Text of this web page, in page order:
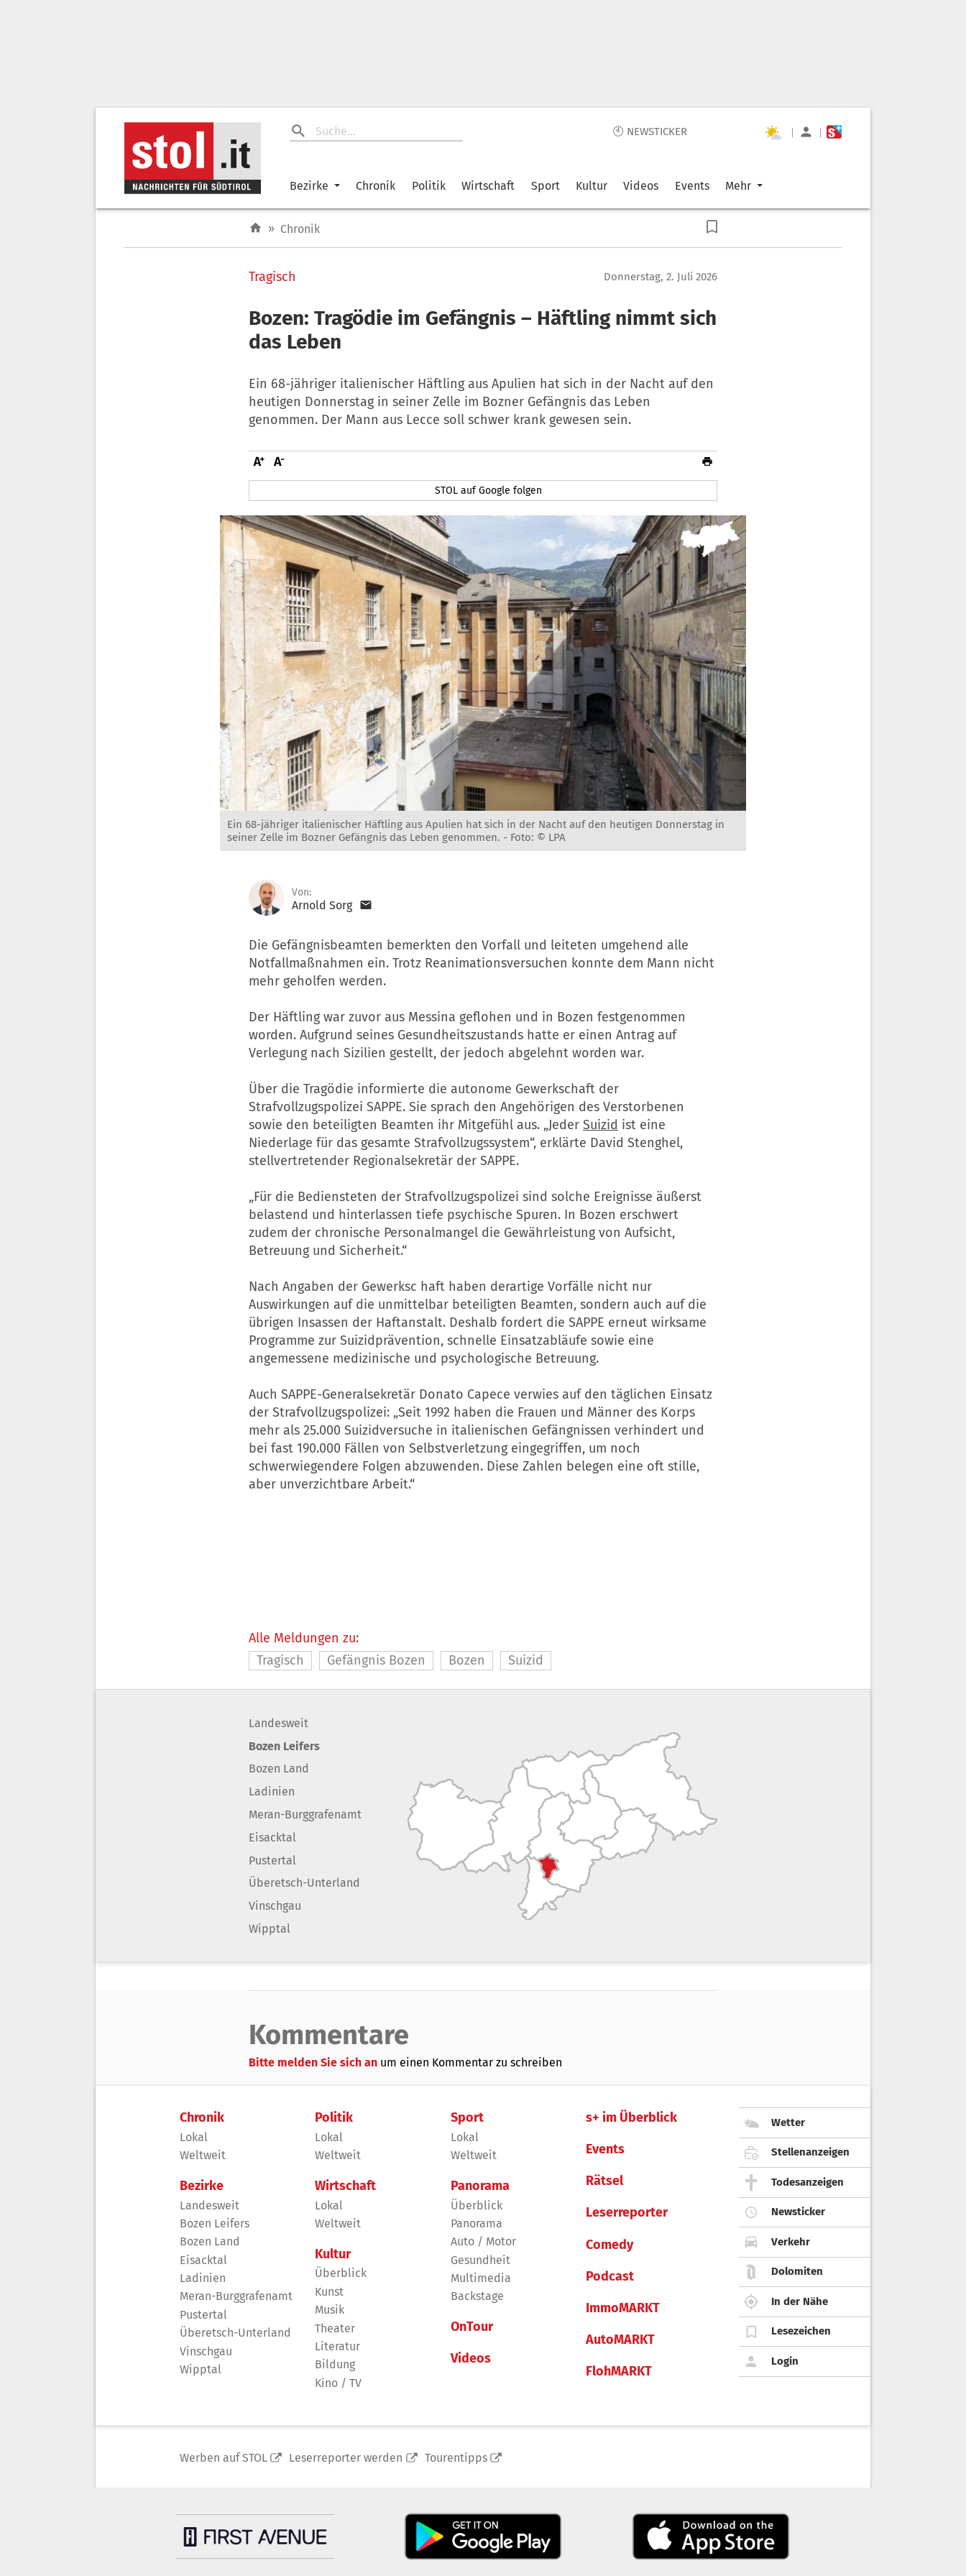
🕙 NEWSTICKER | |
Bezirke Chronik Politik Wirtschaft Sport Kultur Videos Events Mehr
» Chronik
Tragisch Donnerstag, 2. Juli 2026
Bozen: Tragödie im Gefängnis – Häftling nimmt sich
das Leben
Ein 68-jähriger italienischer Häftling aus Apulien hat sich in der Nacht auf den
heutigen Donnerstag in seiner Zelle im Bozner Gefängnis das Leben
genommen. Der Mann aus Lecce soll schwer krank gewesen sein.
STOL auf Google folgen
Ein 68-jähriger italienischer Häftling aus Apulien hat sich in der Nacht auf den heutigen Donnerstag in
seiner Zelle im Bozner Gefängnis das Leben genommen. - Foto: © LPA
Von:
Arnold Sorg
Die Gefängnisbeamten bemerkten den Vorfall und leiteten umgehend alle
Notfallmaßnahmen ein. Trotz Reanimationsversuchen konnte dem Mann nicht
mehr geholfen werden.
Der Häftling war zuvor aus Messina geflohen und in Bozen festgenommen
worden. Aufgrund seines Gesundheitszustands hatte er einen Antrag auf
Verlegung nach Sizilien gestellt, der jedoch abgelehnt worden war.
Über die Tragödie informierte die autonome Gewerkschaft der
Strafvollzugspolizei SAPPE. Sie sprach den Angehörigen des Verstorbenen
sowie den beteiligten Beamten ihr Mitgefühl aus. „Jeder Suizid ist eine
Niederlage für das gesamte Strafvollzugssystem“, erklärte David Stenghel,
stellvertretender Regionalsekretär der SAPPE.
„Für die Bediensteten der Strafvollzugspolizei sind solche Ereignisse äußerst
belastend und hinterlassen tiefe psychische Spuren. In Bozen erschwert
zudem der chronische Personalmangel die Gewährleistung von Aufsicht,
Betreuung und Sicherheit.“
Nach Angaben der Gewerksc haft haben derartige Vorfälle nicht nur
Auswirkungen auf die unmittelbar beteiligten Beamten, sondern auch auf die
übrigen Insassen der Haftanstalt. Deshalb fordert die SAPPE erneut wirksame
Programme zur Suizidprävention, schnelle Einsatzabläufe sowie eine
angemessene medizinische und psychologische Betreuung.
Auch SAPPE-Generalsekretär Donato Capece verwies auf den täglichen Einsatz
der Strafvollzugspolizei: „Seit 1992 haben die Frauen und Männer des Korps
mehr als 25.000 Suizidversuche in italienischen Gefängnissen verhindert und
bei fast 190.000 Fällen von Selbstverletzung eingegriffen, um noch
schwerwiegendere Folgen abzuwenden. Diese Zahlen belegen eine oft stille,
aber unverzichtbare Arbeit.“
Alle Meldungen zu:
Tragisch
Gefängnis Bozen Bozen Suizid
Landesweit
Bozen Leifers
Bozen Land
Ladinien
Meran-Burggrafenamt
Eisacktal
Pustertal
Überetsch-Unterland
Vinschgau
Wipptal
Kommentare
Bitte melden Sie sich an um einen Kommentar zu schreiben
Chronik
Lokal
Weltweit
Bezirke
Landesweit
Bozen Leifers
Bozen Land
Eisacktal
Ladinien
Meran-Burggrafenamt
Pustertal
Überetsch-Unterland
Vinschgau
Wipptal
Politik
Lokal
Weltweit
Wirtschaft
Lokal
Weltweit
Kultur
Überblick
Kunst
Musik
Theater
Literatur
Bildung
Kino / TV
Sport
Lokal
Weltweit
Panorama
Überblick
Panorama
Auto / Motor
Gesundheit
Multimedia
Backstage
OnTour
Videos
s+ im Überblick
Events
Rätsel
Leserreporter
Comedy
Podcast
ImmoMARKT
AutoMARKT
FlohMARKT
Wetter
Stellenanzeigen
Todesanzeigen
Newsticker
Verkehr
Dolomiten
In der Nähe
Lesezeichen
Login
Werben auf STOL Leserreporter werden Tourentipps